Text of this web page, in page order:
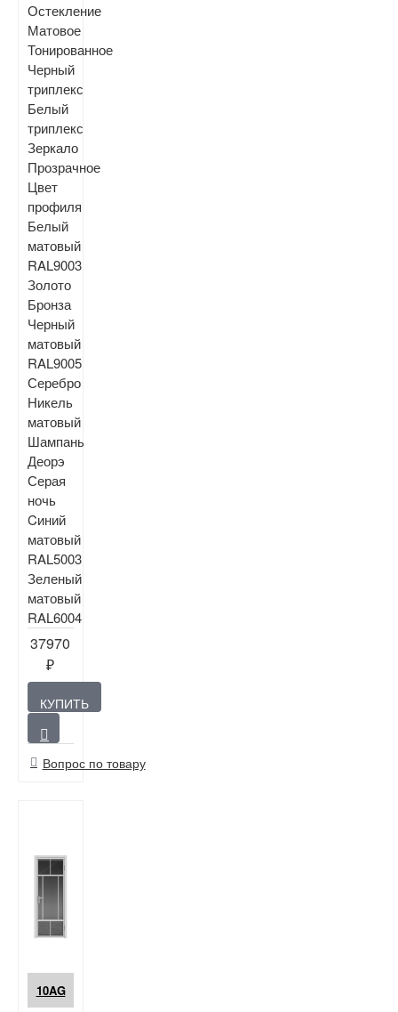
Остекление
Матовое
Тонированное
Черный
триплекс
Белый
триплекс
Зеркало
Прозрачное
Цвет
профиля
Белый
матовый
RAL9003
Золото
Бронза
Черный
матовый
RAL9005
Серебро
Никель
матовый
Шампань
Деорэ
Серая
ночь
Cиний
матовый
RAL5003
Зеленый
матовый
RAL6004
37970
₽
КУПИТЬ
Вопрос по товару
10AG